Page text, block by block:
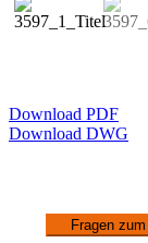
Download PDF
Download DWG
Fragen